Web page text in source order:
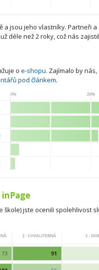
a jsou jeho vlastníky. Partneři
déle než 2 roky, což nás
o e-shopu. Zajímalo by
pod článkem.
jste ocenili spolehlivost